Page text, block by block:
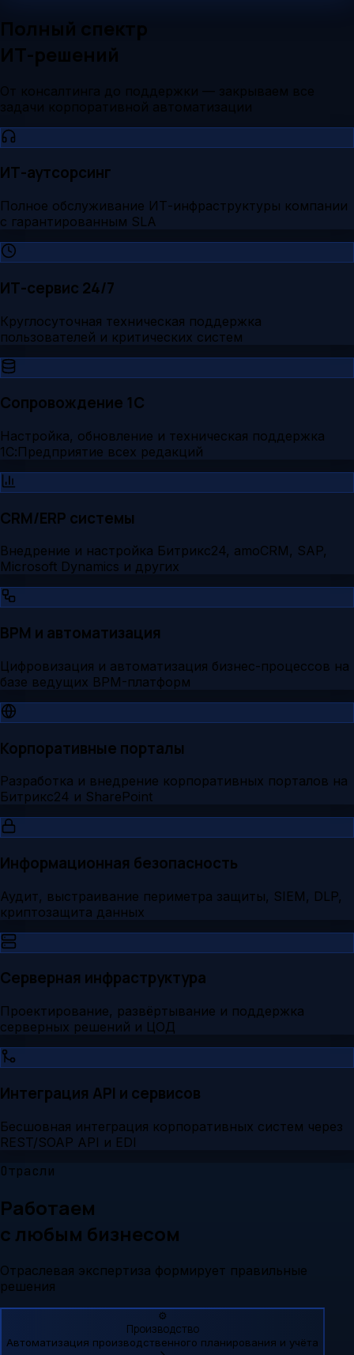
Полный спектр
ИТ-решений
От консалтинга до поддержки — закрываем все
задачи корпоративной автоматизации
ИТ-аутсорсинг
Полное обслуживание ИТ-инфраструктуры компании
с гарантированным SLA
ИТ-сервис 24/7
Круглосуточная техническая поддержка
пользователей и критических систем
Сопровождение 1С
Настройка, обновление и техническая поддержка
1С:Предприятие всех редакций
CRM/ERP системы
Внедрение и настройка Битрикс24, amoCRM, SAP,
Microsoft Dynamics и других
BPM и автоматизация
Цифровизация и автоматизация бизнес-процессов на
базе ведущих BPM-платформ
Корпоративные порталы
Разработка и внедрение корпоративных порталов на
Битрикс24 и SharePoint
Информационная безопасность
Аудит, выстраивание периметра защиты, SIEM, DLP,
криптозащита данных
Серверная инфраструктура
Проектирование, развёртывание и поддержка
серверных решений и ЦОД
Интеграция API и сервисов
Бесшовная интеграция корпоративных систем через
REST/SOAP API и EDI
Отрасли
Работаем
с любым бизнесом
Отраслевая экспертиза формирует правильные
решения
⚙️
Производство
Автоматизация производственного планирования и учёта